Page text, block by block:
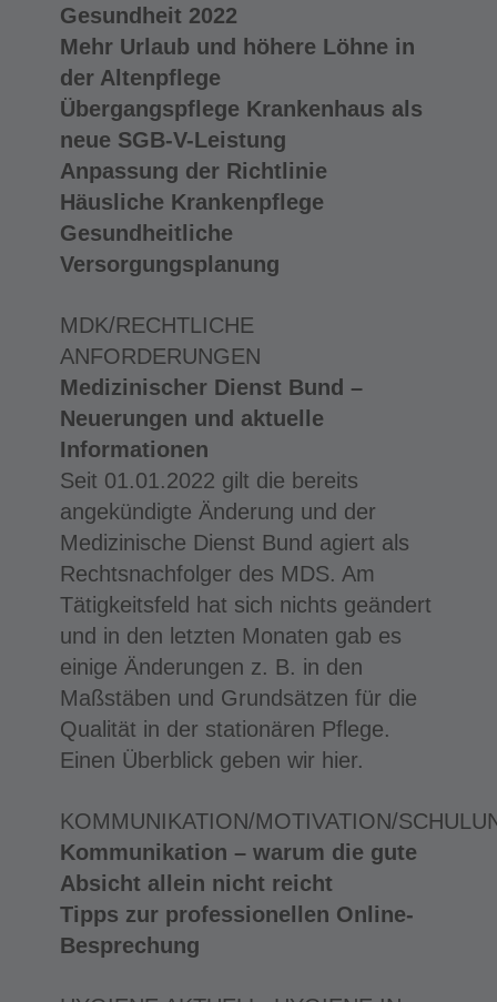
Gesundheit 2022
Mehr Urlaub und höhere Löhne in
der Altenpflege
Übergangspflege Krankenhaus als
neue SGB-V-Leistung
Anpassung der Richtlinie
Häusliche Krankenpflege
Gesundheitliche
Versorgungsplanung
MDK/RECHTLICHE
ANFORDERUNGEN
Medizinischer Dienst Bund –
Neuerungen und aktuelle
Informationen
Seit 01.01.2022 gilt die bereits
angekündigte Änderung und der
Medizinische Dienst Bund agiert als
Rechtsnachfolger des MDS. Am
Tätigkeitsfeld hat sich nichts geändert
und in den letzten Monaten gab es
einige Änderungen z. B. in den
Maßstäben und Grundsätzen für die
Qualität in der stationären Pflege.
Einen Überblick geben wir hier.
KOMMUNIKATION/MOTIVATION/
Kommunikation – warum die gute
Absicht allein nicht reicht
Tipps zur professionellen Online-
Besprechung